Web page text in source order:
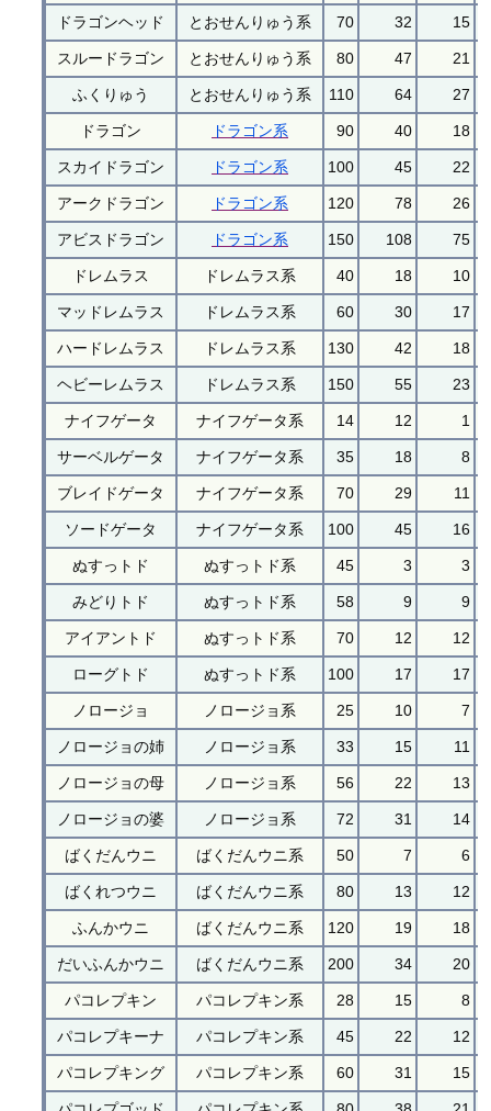
ドラゴンヘッド とおせんりゅう系 70 32 15
スルードラゴン とおせんりゅう系 80 47 21
ふくりゅう とおせんりゅう系 110 64 27
ドラゴン ドラゴン系 90 40 18
スカイドラゴン ドラゴン系 100 45 22
アークドラゴン ドラゴン系 120 78 26
アビスドラゴン ドラゴン系 150 108 75
ドレムラス ドレムラス系 40 18 10
マッドレムラス ドレムラス系 60 30 17
ハードレムラス ドレムラス系 130 42 18
ヘビーレムラス ドレムラス系 150 55 23
ナイフゲータ ナイフゲータ系 14 12 1
サーベルゲータ ナイフゲータ系 35 18 8
ブレイドゲータ ナイフゲータ系 70 29 11
ソードゲータ ナイフゲータ系 100 45 16
ぬすっトド ぬすっトド系 45 3 3
みどりトド ぬすっトド系 58 9 9
アイアントド ぬすっトド系 70 12 12
ローグトド ぬすっトド系 100 17 17
ノロージョ ノロージョ系 25 10 7
ノロージョの姉 ノロージョ系 33 15 11
ノロージョの母 ノロージョ系 56 22 13
ノロージョの婆 ノロージョ系 72 31 14
ばくだんウニ ばくだんウニ系 50 7 6
ばくれつウニ ばくだんウニ系 80 13 12
ふんかウニ ばくだんウニ系 120 19 18
だいふんかウニ ばくだんウニ系 200 34 20
パコレプキン パコレプキン系 28 15 8
パコレプキーナ パコレプキン系 45 22 12
パコレプキング パコレプキン系 60 31 15